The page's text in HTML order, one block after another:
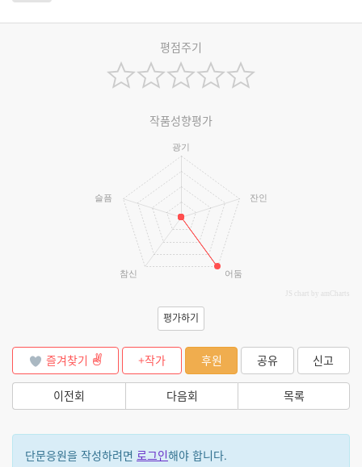
평점주기
작품성향평가
광기
잔인
어둠
참신
슬픔
JS chart by amCharts
평가하기
즐겨찾기 +작가 후원 공유 신고
이전회 다음회 목록
단문응원을 작성하려면 로그인해야 합니다.